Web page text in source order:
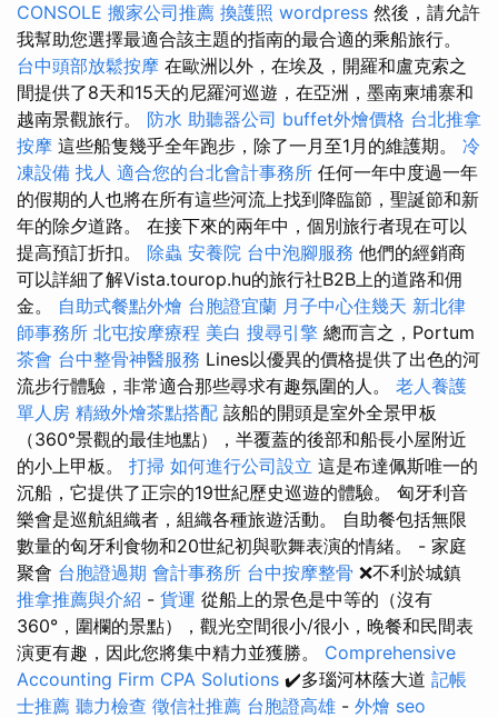
CONSOLE 搬家公司推薦 換護照 wordpress 然後，請允許
我幫助您選擇最適合該主題的指南的最合適的乘船旅行。
台中頭部放鬆按摩 在歐洲以外，在埃及，開羅和盧克索之
間提供了8天和15天的尼羅河巡遊，在亞洲，墨南柬埔寨和
越南景觀旅行。 防水 助聽器公司 buffet外燴價格 台北推拿
按摩 這些船隻幾乎全年跑步，除了一月至1月的維護期。 冷
凍設備 找人 適合您的台北會計事務所 任何一年中度過一年
的假期的人也將在所有這些河流上找到降臨節，聖誕節和新
年的除夕道路。 在接下來的兩年中，個別旅行者現在可以
提高預訂折扣。 除蟲 安養院 台中泡腳服務 他們的經銷商
可以詳細了解Vista.tourop.hu的旅行社B2B上的道路和佣
金。 自助式餐點外燴 台胞證宜蘭 月子中心住幾天 新北律
師事務所 北屯按摩療程 美白 搜尋引擎 總而言之，Portum
茶會 台中整骨神醫服務 Lines以優異的價格提供了出色的河
流步行體驗，非常適合那些尋求有趣氛圍的人。 老人養護
單人房 精緻外燴茶點搭配 該船的開頭是室外全景甲板
（360°景觀的最佳地點），半覆蓋的後部和船長小屋附近
的小上甲板。 打掃 如何進行公司設立 這是布達佩斯唯一的
沉船，它提供了正宗的19世紀歷史巡遊的體驗。 匈牙利音
樂會是巡航組織者，組織各種旅遊活動。 自助餐包括無限
數量的匈牙利食物和20世紀初與歌舞表演的情緒。 - 家庭
聚會 台胞證過期 會計事務所 台中按摩整骨 ❌不利於城鎮
推拿推薦與介紹 - 貨運 從船上的景色是中等的（沒有
360°，圍欄的景點），觀光空間很小/很小，晚餐和民間表
演更有趣，因此您將集中精力並獲勝。 Comprehensive
Accounting Firm CPA Solutions ✔️多瑙河林蔭大道 記帳
士推薦 聽力檢查 徵信社推薦 台胞證高雄 - 外燴 seo